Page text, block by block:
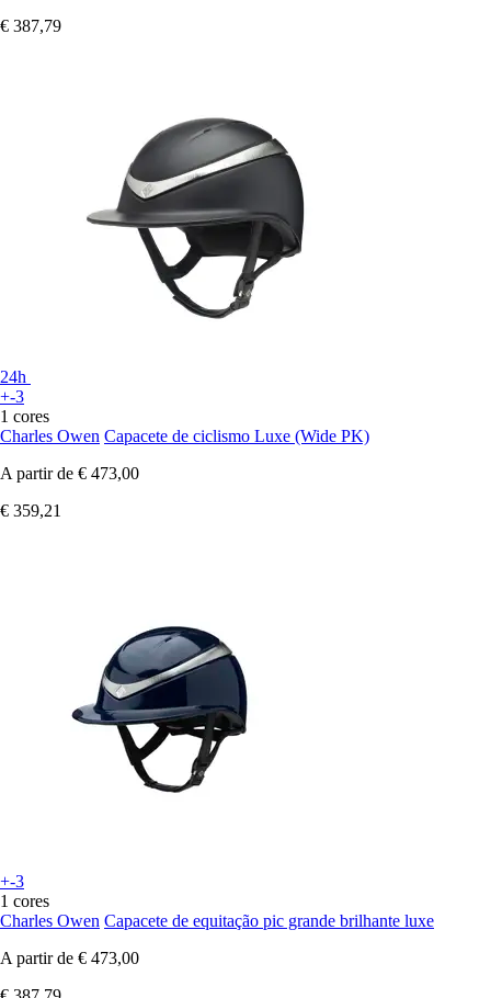
€ 387,79
24h
+-3
1 cores
Charles Owen Capacete de ciclismo Luxe (Wide PK)
A partir de € 473,00
€ 359,21
+-3
1 cores
Charles Owen Capacete de equitação pic grande brilhante luxe
A partir de € 473,00